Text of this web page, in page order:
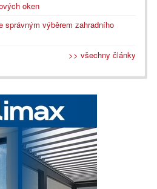
oken
správným výběrem zahradního
>> všechny články